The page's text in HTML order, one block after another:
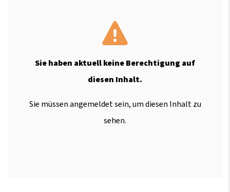
Sie haben aktuell keine Berechtigung auf
diesen Inhalt.
Sie müssen angemeldet sein, um diesen Inhalt zu
sehen.